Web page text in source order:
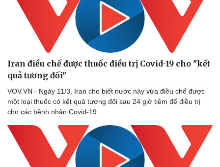
Iran điều chế được thuốc điều trị Covid-19 cho "kết
quả tương đối"
VOV.VN - Ngày 11/3, Iran cho biết nước này vừa điều chế được
một loại thuốc có kết quả tương đối sau 24 giờ tiêm để điều trị
cho các bệnh nhân Covid-19.